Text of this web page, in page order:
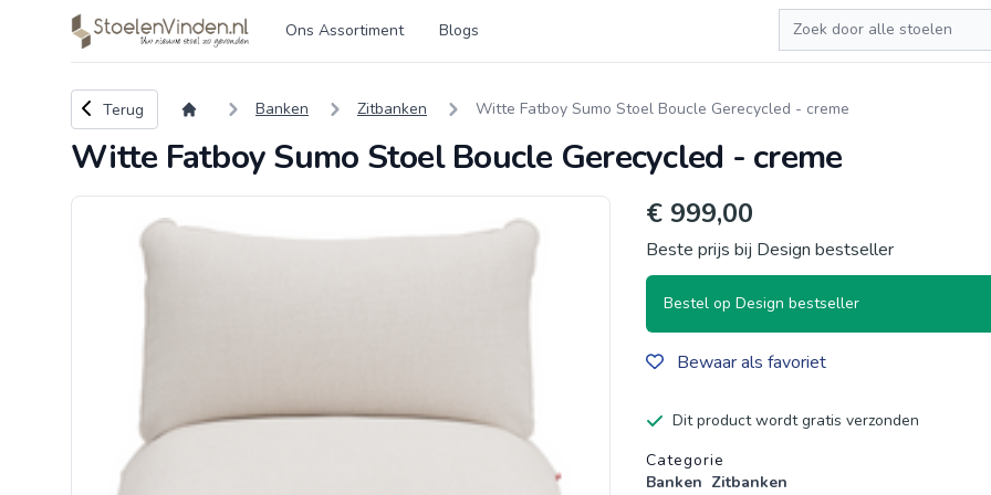
Logo stoelenvinden.nl Ons Assortiment Blogs
Zoeken
Terug naar overzicht
Terug Banken Zitbanken Witte Fatboy Sumo Stoel Boucle Gerecycled - creme
Witte Fatboy Sumo Stoel Boucle Gerecycled - creme
€ 999,00
Beste prijs bij Design bestseller
Bestel op Design bestseller
Bewaar als favoriet
Dit product wordt gratis verzonden
Productgegevens
Categorie
Banken Zitbanken